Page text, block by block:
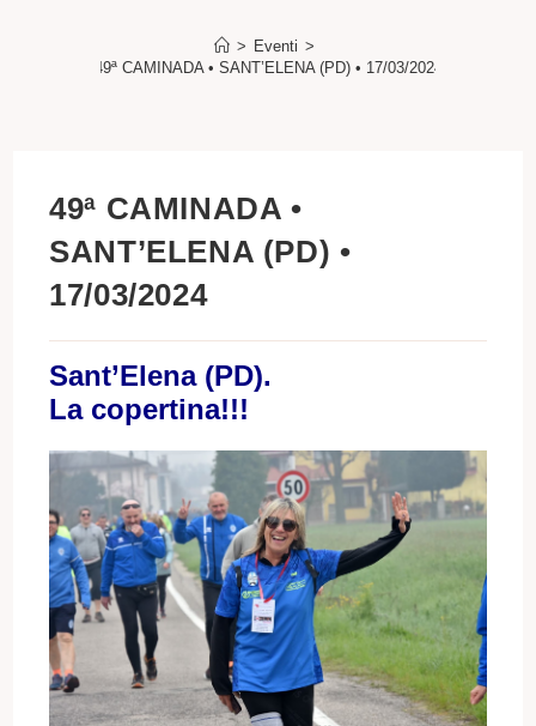
> Eventi >
49ª CAMINADA • SANT’ELENA (PD) • 17/03/2024
49ª CAMINADA •
SANT’ELENA (PD) •
17/03/2024
Sant’Elena (PD).
La copertina!!!